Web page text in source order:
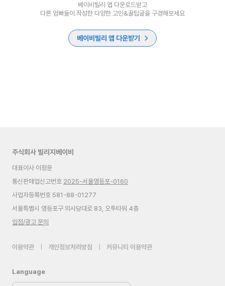
베이비빌리 앱 다운로드받고
다른 엄빠들이 작성한 다양한 고민&꿀팁글을 구경해보세요
베이비빌리 앱 다운받기
주식회사 빌리지베이비
대표이사 이정윤
통신판매업신고번호 2025-서울영등포-0160
사업자등록번호 581-88-01277
서울특별시 영등포구 의사당대로 83, 오투타워 4층
입점/광고 문의
이용약관 개인정보처리방침 커뮤니티 이용약관
Language